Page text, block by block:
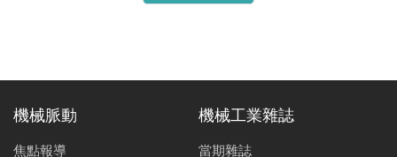
機械脈動
焦點報導
機械工業雜誌
當期雜誌